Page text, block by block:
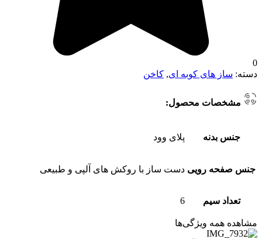
0
دسته: ساز های کوبه ای, کاخن
مشخصات محصول:
جنس بدنه پلای وود
جنس صفحه رویی دست ساز با روکش های آلپی و طبیعی
تعداد سیم 6
مشاهده همه ویژگی‌ها